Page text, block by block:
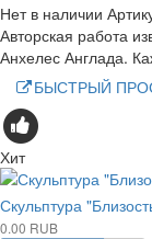
Нет в наличии
Авторская работа
Анхелес Англада.
БЫСТРЫЙ
Хит
Скульптура
0.00 RUB